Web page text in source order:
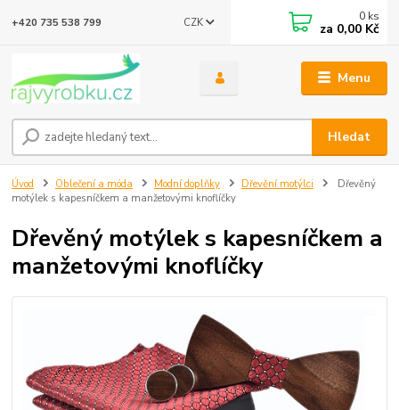
Menu
CZK
Hledat
+420 735 538 799 0 ks
za 0,00 Kč
Úvod Oblečení a móda Modní doplňky Dřevění motýlci
Dřevěný
motýlek s kapesníčkem a manžetovými knoflíčky
Dřevěný motýlek s kapesníčkem a
manžetovými knoflíčky